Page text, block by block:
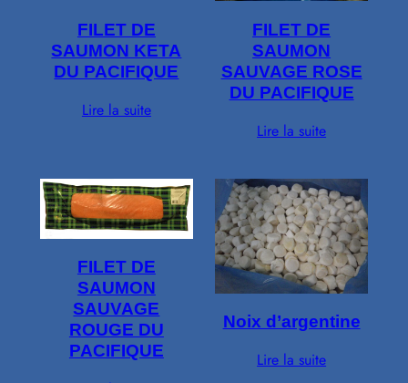
FILET DE
SAUMON KETA
DU PACIFIQUE
Lire la suite
FILET DE
SAUMON
SAUVAGE ROSE
DU PACIFIQUE
Lire la suite
FILET DE
SAUMON
SAUVAGE
ROUGE DU
PACIFIQUE
Noix d’argentine
Lire la suite